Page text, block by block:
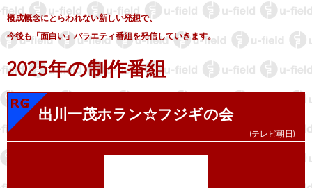
概成概念にとらわれない新しい発想で、
今後も「面白い」バラエティ番組を発信していきます。
2025年の制作番組
出川一茂ホラン☆フジギの会
(テレビ朝日)